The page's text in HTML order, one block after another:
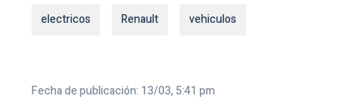
electricos Renault vehiculos
Fecha de publicación: 13/03, 5:41 pm